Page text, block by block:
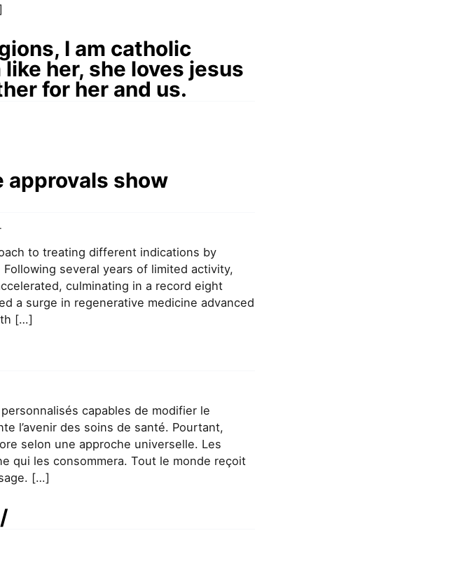
I am catholic
her, she loves jesus
for her and us.
approvals show
.
to treating different indications by
several years of limited activity,
culminating in a record eight
a surge in regenerative medicine advanced
[…]
capables de modifier le
l’avenir des soins de santé. Pourtant,
selon une approche universelle. Les
qui les consommera. Tout le monde reçoit
[…]